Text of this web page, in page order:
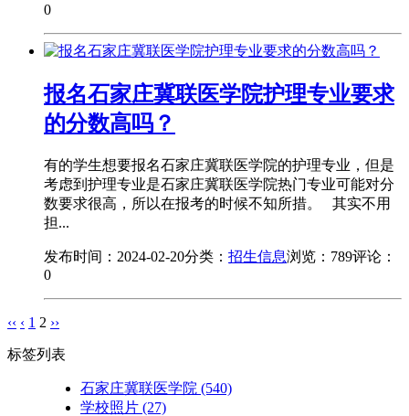
0
报名石家庄冀联医学院护理专业要求
的分数高吗？
有的学生想要报名石家庄冀联医学院的护理专业，但是
考虑到护理专业是石家庄冀联医学院热门专业可能对分
数要求很高，所以在报考的时候不知所措。 其实不用
担...
发布时间：2024-02-20分类： 招生信息浏览：789评论：
0
‹‹ ‹ 1 2 ››
标签列表
石家庄冀联医学院 (540)
学校照片 (27)